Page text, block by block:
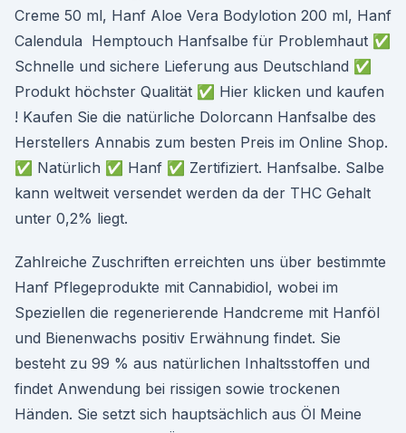
Creme 50 ml, Hanf Aloe Vera Bodylotion 200 ml, Hanf
Calendula Hemptouch Hanfsalbe für Problemhaut ✅
Schnelle und sichere Lieferung aus Deutschland ✅
Produkt höchster Qualität ✅ Hier klicken und kaufen
! Kaufen Sie die natürliche Dolorcann Hanfsalbe des
Herstellers Annabis zum besten Preis im Online Shop.
✅ Natürlich ✅ Hanf ✅ Zertifiziert. Hanfsalbe. Salbe
kann weltweit versendet werden da der THC Gehalt
unter 0,2% liegt.
Zahlreiche Zuschriften erreichten uns über bestimmte
Hanf Pflegeprodukte mit Cannabidiol, wobei im
Speziellen die regenerierende Handcreme mit Hanföl
und Bienenwachs positiv Erwähnung findet. Sie
besteht zu 99 % aus natürlichen Inhaltsstoffen und
findet Anwendung bei rissigen sowie trockenen
Händen. Sie setzt sich hauptsächlich aus Öl Meine